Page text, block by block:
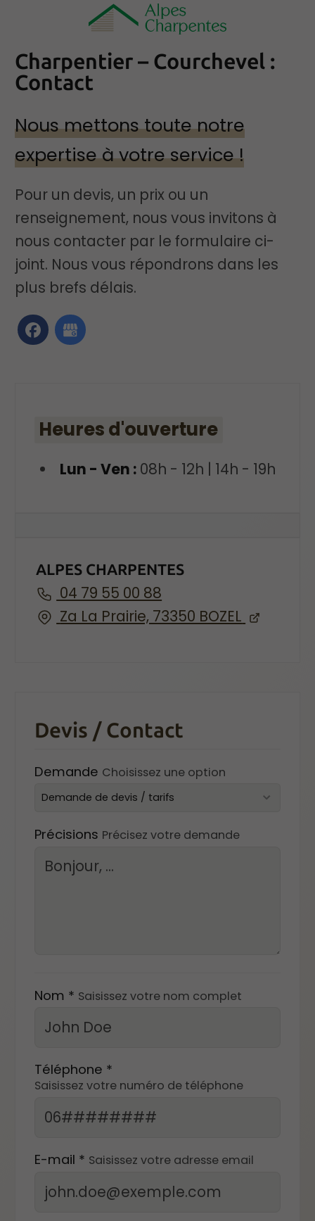
Charpentier – Courchevel :
Contact
Nous mettons toute notre
expertise à votre service !
Pour un devis, un prix ou un
renseignement, nous vous invitons à
nous contacter par le formulaire ci-
joint. Nous vous répondrons dans les
plus brefs délais.
Heures d'ouverture
Lun - Ven :08h - 12h | 14h - 19h
ALPES CHARPENTES
04 79 55 00 88
Za La Prairie, 73350 BOZEL
Devis / Contact
Demande Choisissez une option
Précisions Précisez votre demande
Nom * Saisissez votre nom complet
Téléphone *
Saisissez votre numéro de téléphone
E-mail * Saisissez votre adresse email